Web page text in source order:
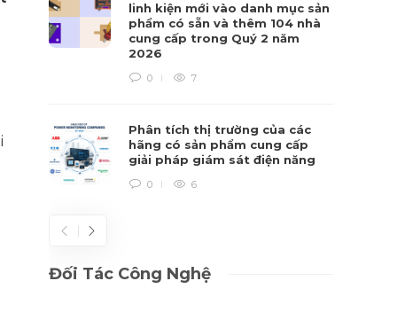
linh kiện mới vào danh mục sản
phẩm có sẵn và thêm 104 nhà
cung cấp trong Quý 2 năm
2026
0 7
Phân tích thị trường của các
hãng có sản phẩm cung cấp
giải pháp giám sát điện năng
0 6
Đối Tác Công Nghệ